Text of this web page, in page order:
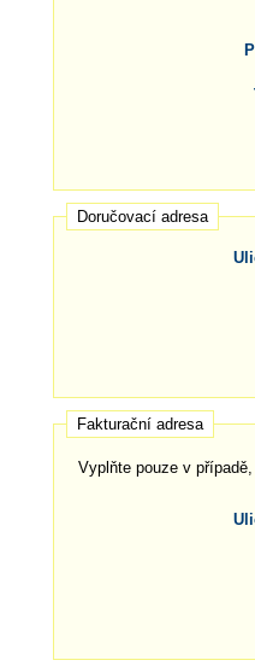
Doručovací adresa
Fakturační adresa
Vyplňte pouze v